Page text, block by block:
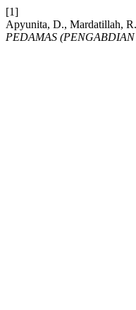
[1]
Apyunita, D., Mardatillah,
PEDAMAS